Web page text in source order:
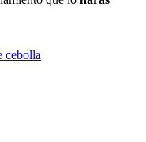
cebolla